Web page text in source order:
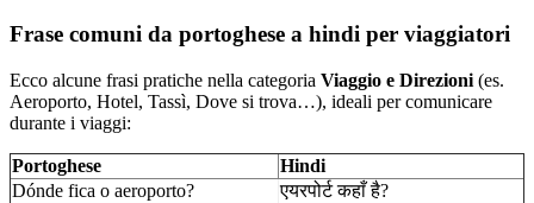
Frase comuni da portoghese a hindi per viaggiatori
Ecco alcune frasi pratiche nella categoria Viaggio e Direzioni (es.
Aeroporto, Hotel, Tassì, Dove si trova…), ideali per comunicare
durante i viaggi:
Portoghese
Hindi
Dónde fica o aeroporto?
एयरपोर्ट कहाँ है?